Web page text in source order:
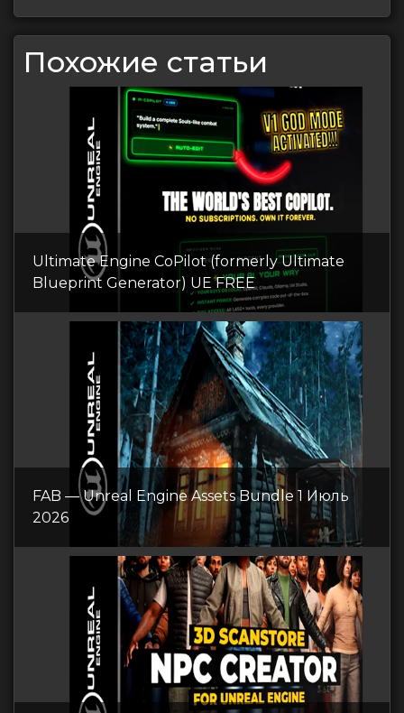
Похожие статьи
Ultimate Engine CoPilot (formerly Ultimate
Blueprint Generator) UE FREE
FAB — Unreal Engine Assets Bundle 1 Июль
2026